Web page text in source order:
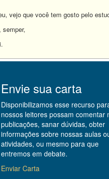
vejo que você tem gosto pelo
semper,
Envie sua carta
Disponibilizamos esse recurso
nossos leitores possam comentar
publicações, sanar dúvidas, obter
informações sobre nossas aulas
atividades, ou mesmo para que
entremos em debate.
Enviar Carta